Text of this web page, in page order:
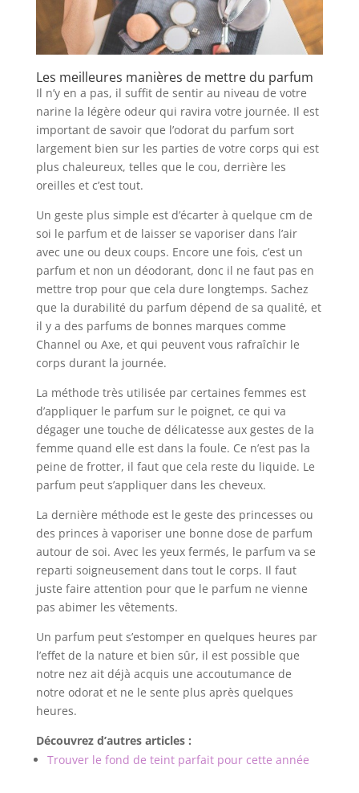
Les meilleures manières de mettre du parfum
Il n’y en a pas, il suffit de sentir au niveau de votre
narine la légère odeur qui ravira votre journée. Il est
important de savoir que l’odorat du parfum sort
largement bien sur les parties de votre corps qui est
plus chaleureux, telles que le cou, derrière les
oreilles et c’est tout.
Un geste plus simple est d’écarter à quelque cm de
soi le parfum et de laisser se vaporiser dans l’air
avec une ou deux coups. Encore une fois, c’est un
parfum et non un déodorant, donc il ne faut pas en
mettre trop pour que cela dure longtemps. Sachez
que la durabilité du parfum dépend de sa qualité, et
il y a des parfums de bonnes marques comme
Channel ou Axe, et qui peuvent vous rafraîchir le
corps durant la journée.
La méthode très utilisée par certaines femmes est
d’appliquer le parfum sur le poignet, ce qui va
dégager une touche de délicatesse aux gestes de la
femme quand elle est dans la foule. Ce n’est pas la
peine de frotter, il faut que cela reste du liquide. Le
parfum peut s’appliquer dans les cheveux.
La dernière méthode est le geste des princesses ou
des princes à vaporiser une bonne dose de parfum
autour de soi. Avec les yeux fermés, le parfum va se
reparti soigneusement dans tout le corps. Il faut
juste faire attention pour que le parfum ne vienne
pas abimer les vêtements.
Un parfum peut s’estomper en quelques heures par
l’effet de la nature et bien sûr, il est possible que
notre nez ait déjà acquis une accoutumance de
notre odorat et ne le sente plus après quelques
heures.
Découvrez d’autres articles :
Trouver le fond de teint parfait pour cette année